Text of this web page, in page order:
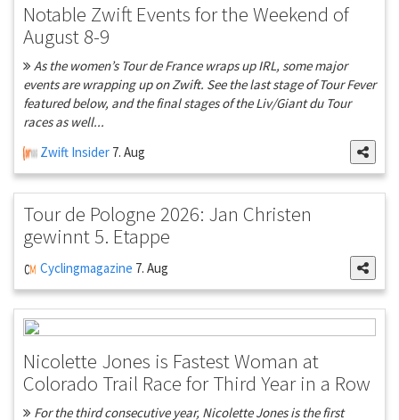
Notable Zwift Events for the Weekend of
August 8-9
As the women’s Tour de France wraps up IRL, some major
events are wrapping up on Zwift. See the last stage of Tour Fever
featured below, and the final stages of the Liv/Giant du Tour
races as well...
Zwift Insider 7. Aug
Tour de Pologne 2026: Jan Christen
gewinnt 5. Etappe
Cyclingmagazine 7. Aug
Nicolette Jones is Fastest Woman at
Colorado Trail Race for Third Year in a Row
For the third consecutive year, Nicolette Jones is the first